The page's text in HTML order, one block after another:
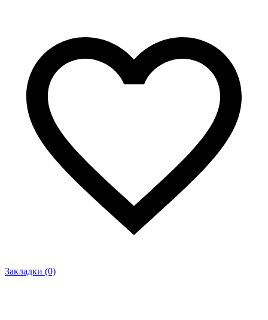
Закладки (0)